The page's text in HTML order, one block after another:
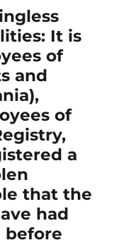
It is
of
and
of
a
that the
had
before